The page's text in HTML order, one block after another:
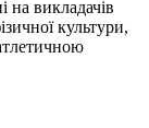
на викладачів
культури,